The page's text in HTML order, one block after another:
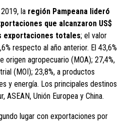
la región Pampeana lideró
que alcanzaron US$
exportaciones totales; el valor
respecto al año anterior. El 43,6%
origen agropecuario (MOA); 27,4%,
(MOI); 23,8%, a productos
y energía. Los principales destinos
Unión Europea y China.
lugar con exportaciones por